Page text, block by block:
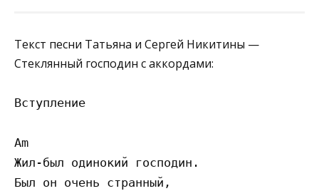
Текст песни Татьяна и Сергей Никитины —
Стеклянный господин с аккордами:
Вступление
Am
Жил-был одинокий господин.
Был он очень странный,